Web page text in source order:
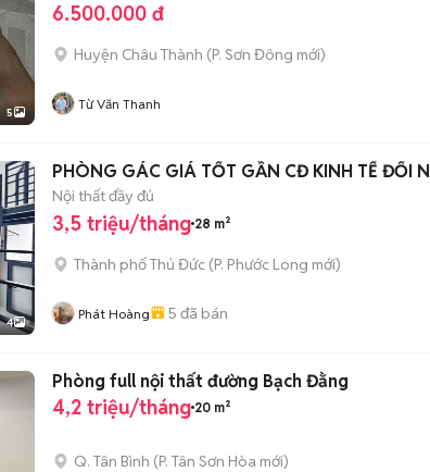
5
6.500.000 đ
Huyện Châu Thành (P. Sơn Đông mới)
Từ Văn Thanh
4
PHÒNG GÁC GIÁ TỐT GẦN CĐ KINH TẾ ĐỐI
Nội thất đầy đủ
3,5 triệu/tháng 28 m²
Thành phố Thủ Đức (P. Phước Long mới)
Phát Hoàng 5 đã bán
Phòng full nội thất đường Bạch Đằng
4,2 triệu/tháng 20 m²
Q. Tân Bình (P. Tân Sơn Hòa mới)